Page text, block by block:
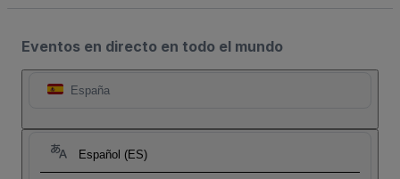
Eventos en directo en todo el mundo
España
Español (ES)